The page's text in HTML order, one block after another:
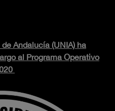
Andalucía (UNIA) ha
al Programa Operativo